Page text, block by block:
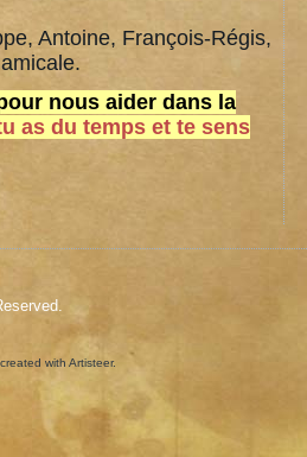
Antoine, François-Régis,
nous aider dans la
as du temps et te sens
created with Artisteer.